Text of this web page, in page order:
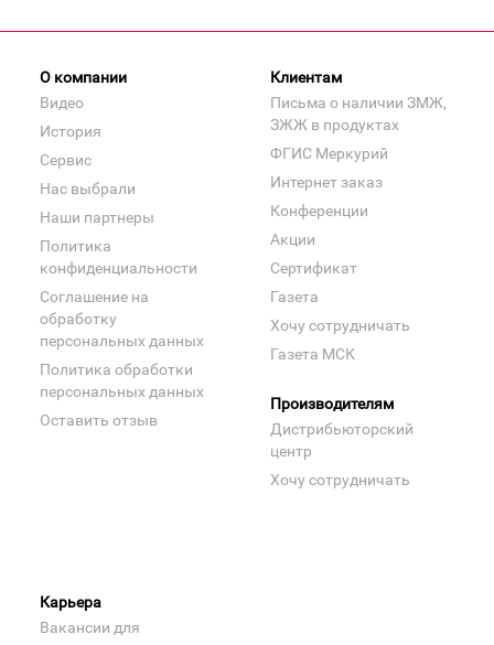
О компании
Видео
История
Сервис
Нас выбрали
Наши партнеры
Политика
конфиденциальности
Соглашение на
обработку
персональных данных
Политика обработки
персональных данных
Оставить отзыв
Клиентам
Письма о наличии ЗМЖ,
ЗЖЖ в продуктах
ФГИС Меркурий
Интернет заказ
Конференции
Акции
Сертификат
Газета
Хочу сотрудничать
Газета МСК
Производителям
Дистрибьюторский
центр
Хочу сотрудничать
Карьера
Вакансии для